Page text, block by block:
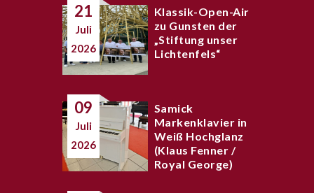
21
Juli
2026
Klassik-Open-Air
zu Gunsten der
„Stiftung unser
Lichtenfels“
09
Juli
2026
Samick
Markenklavier in
Weiß Hochglanz
(Klaus Fenner /
Royal George)